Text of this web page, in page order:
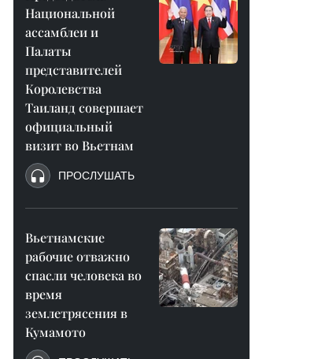
Национальной
ассамблеи и
Палаты
представителей
Королевства
Таиланд совершает
официальный
визит во Вьетнам
ПРОСЛУШАТЬ
Вьетнамские
рабочие отважно
спасли человека во
время
землетрясения в
Кумамото